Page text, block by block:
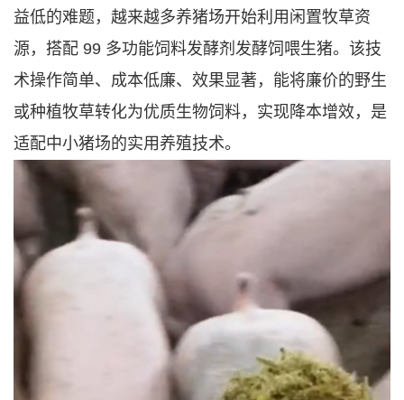
益低的难题，越来越多养猪场开始利用闲置牧草资
源，搭配 99 多功能饲料发酵剂发酵饲喂生猪。该技
术操作简单、成本低廉、效果显著，能将廉价的野生
或种植牧草转化为优质生物饲料，实现降本增效，是
适配中小猪场的实用养殖技术。